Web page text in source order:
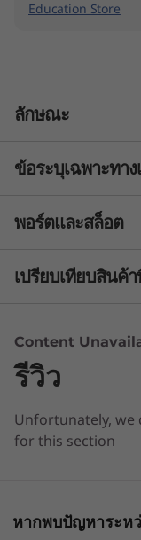
d
T
e
Education Store
ลักษณะ
Encased in
11″ is as
modes,
ข้อระบุเฉพาะทา
Performance
Processor
Operating
Chrome OS
Up to 8GB
Battery
พอร์ตและสล็อต
เปรียบเทียบสินค้
กำลังดูอยู่
Lenovo
Chromebook
Content
รีวิว
Unfortunately, we
for this section
หากพบปัญหาระห